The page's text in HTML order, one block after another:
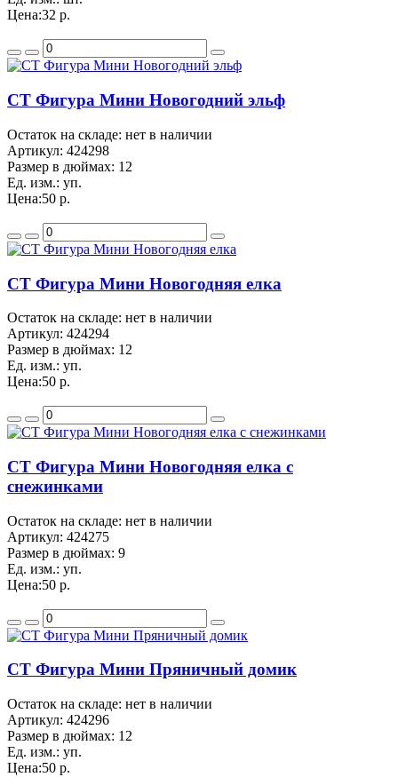
Цена:32 р.
CT Фигура Мини Новогодний эльф
Остаток на складе: нет в наличии
Артикул: 424298
Размер в дюймах: 12
Ед. изм.: уп.
Цена:50 р.
CT Фигура Мини Новогодняя елка
Остаток на складе: нет в наличии
Артикул: 424294
Размер в дюймах: 12
Ед. изм.: уп.
Цена:50 р.
CT Фигура Мини Новогодняя елка с
снежинками
Остаток на складе: нет в наличии
Артикул: 424275
Размер в дюймах: 9
Ед. изм.: уп.
Цена:50 р.
CT Фигура Мини Пряничный домик
Остаток на складе: нет в наличии
Артикул: 424296
Размер в дюймах: 12
Ед. изм.: уп.
Цена:50 р.